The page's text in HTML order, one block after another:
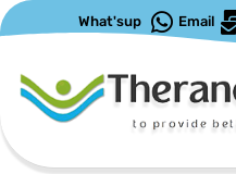
Email
What'sup